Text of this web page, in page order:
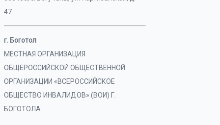
47.
г. Боготол
МЕСТНАЯ ОРГАНИЗАЦИЯ
ОБЩЕРОССИЙСКОЙ ОБЩЕСТВЕННОЙ
ОРГАНИЗАЦИИ «ВСЕРОССИЙСКОЕ
ОБЩЕСТВО ИНВАЛИДОВ» (ВОИ) Г.
БОГОТОЛА